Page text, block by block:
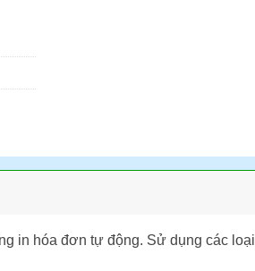
in hóa đơn tự động. Sử dụng các loại